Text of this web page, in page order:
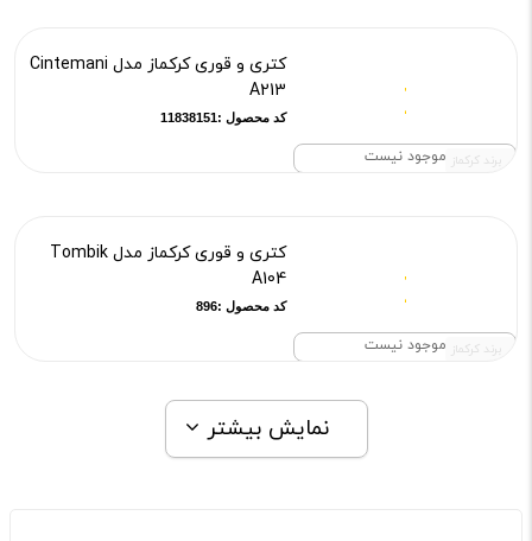
موجود نیست برند کرکماز
کتری و قوری کرکماز مدل Cintemani
A213
کد محصول :11838151
موجود نیست برند کرکماز
کتری و قوری کرکماز مدل Tombik
A104
کد محصول :896
نمایش بیشتر